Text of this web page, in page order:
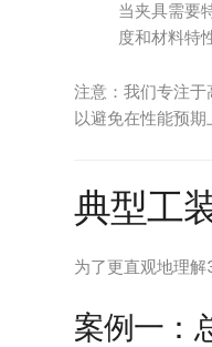
当夹具需要
度和材料特
注意：我们专注于
以避免在性能预期
典型工
为了更直观地理
案例一：